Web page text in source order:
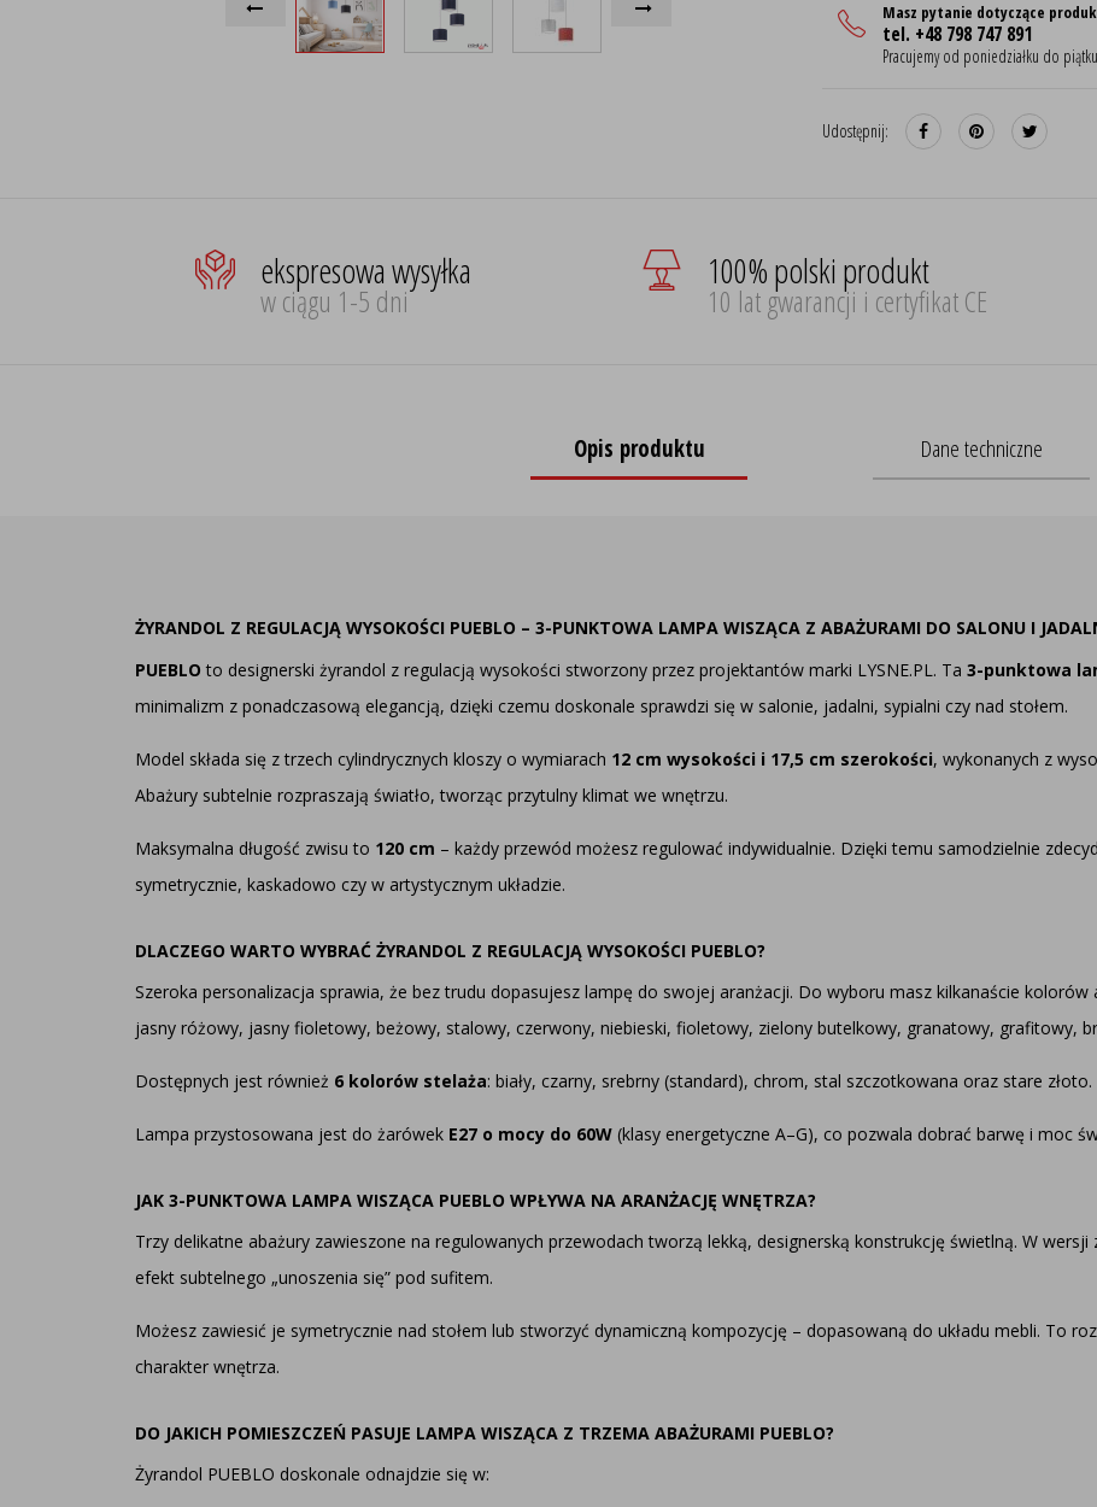
Masz pytanie dotyczące
tel. +48 798 747 891
Pracujemy od poniedziałku do
Udostępnij:
ekspresowa wysyłka
w ciągu 1-5 dni
100% polski produkt
10 lat gwarancji i certyfikat CE
Opis produktu Dane techniczne
ŻYRANDOL Z REGULACJĄ WYSOKOŚCI PUEBLO – 3-PUNKTOWA LAMPA WISZĄCA Z ABAŻURAMI DO SALONU I
PUEBLO to designerski żyrandol z regulacją wysokości stworzony przez projektantów marki LYSNE.PL. Ta 3-punktowa
minimalizm z ponadczasową elegancją, dzięki czemu doskonale sprawdzi się w salonie, jadalni, sypialni czy nad stołem.
Model składa się z trzech cylindrycznych kloszy o wymiarach 12 cm wysokości i 17,5 cm szerokości, wykonanych z
Abażury subtelnie rozpraszają światło, tworząc przytulny klimat we wnętrzu.
Maksymalna długość zwisu to 120 cm – każdy przewód możesz regulować indywidualnie. Dzięki temu samodzielnie
symetrycznie, kaskadowo czy w artystycznym układzie.
DLACZEGO WARTO WYBRAĆ ŻYRANDOL Z REGULACJĄ WYSOKOŚCI PUEBLO?
Szeroka personalizacja sprawia, że bez trudu dopasujesz lampę do swojej aranżacji. Do wyboru masz kilkanaście kolorów
jasny różowy, jasny fioletowy, beżowy, stalowy, czerwony, niebieski, fioletowy, zielony butelkowy, granatowy, grafitowy,
Dostępnych jest również 6 kolorów stelaża: biały, czarny, srebrny (standard), chrom, stal szczotkowana oraz stare złoto.
Lampa przystosowana jest do żarówek E27 o mocy do 60W (klasy energetyczne A–G), co pozwala dobrać barwę i moc
JAK 3-PUNKTOWA LAMPA WISZĄCA PUEBLO WPŁYWA NA ARANŻACJĘ WNĘTRZA?
Trzy delikatne abażury zawieszone na regulowanych przewodach tworzą lekką, designerską konstrukcję świetlną. W
efekt subtelnego „unoszenia się” pod sufitem.
Możesz zawiesić je symetrycznie nad stołem lub stworzyć dynamiczną kompozycję – dopasowaną do układu mebli. To
charakter wnętrza.
DO JAKICH POMIESZCZEŃ PASUJE LAMPA WISZĄCA Z TRZEMA ABAŻURAMI PUEBLO?
Żyrandol PUEBLO doskonale odnajdzie się w: